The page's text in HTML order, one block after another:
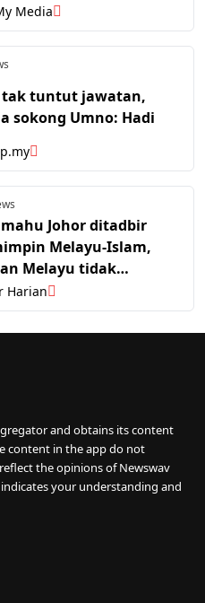
Media
tak tuntut jawatan,
sokong Umno: Hadi
mahu Johor ditadbir
Melayu-Islam,
Melayu tidak
Harian
and obtains its content
content in the app do not
the opinions of Newswav
your understanding and